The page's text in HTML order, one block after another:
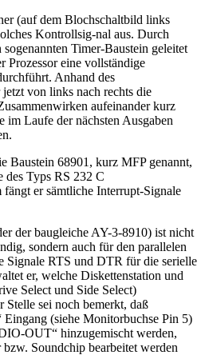
(auf dem Blochschaltbild links
Kontrollsig-nal aus. Durch
Timer-Baustein geleitet
Prozessor eine vollständige
Anhand des
von links nach rechts die
aufeinander kurz
im Laufe der nächsten Ausgaben
Baustein 68901, kurz MFP genannt,
des Typs RS 232 C
er sämtliche Interrupt-Signale
der baugleiche AY-3-8910) ist nicht
sondern auch für den parallelen
Signale RTS und DTR für die serielle
er, welche Diskettenstation und
Select und Side Select)
Stelle sei noch bemerkt, daß
(siehe Monitorbuchse Pin 5)
OUT“ hinzugemischt werden,
Soundchip bearbeitet werden